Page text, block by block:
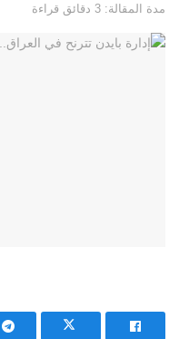
مدة المقالة: 3 دقائق قراءة